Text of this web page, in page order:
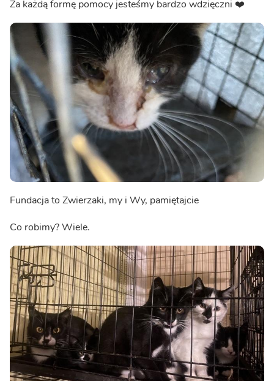
Za każdą formę pomocy jesteśmy bardzo wdzięczni ❤️
Fundacja to Zwierzaki, my i Wy, pamiętajcie
Co robimy? Wiele.